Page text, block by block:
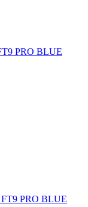
PRO BLUE
PRO BLUE